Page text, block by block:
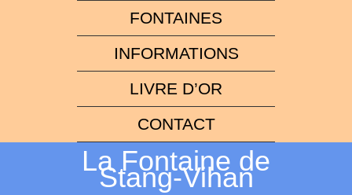
FONTAINES
INFORMATIONS
LIVRE D’OR
CONTACT
La Fontaine de
Stang-Vihan